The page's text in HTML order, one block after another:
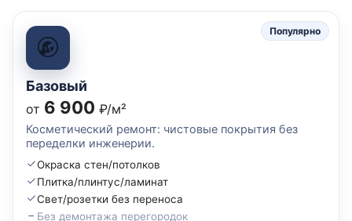
Популярно
Базовый
от 6 900 ₽/м²
Косметический ремонт: чистовые покрытия без
переделки инженерии.
Окраска стен/потолков
Плитка/плинтус/ламинат
Свет/розетки без переноса
Без демонтажа перегородок